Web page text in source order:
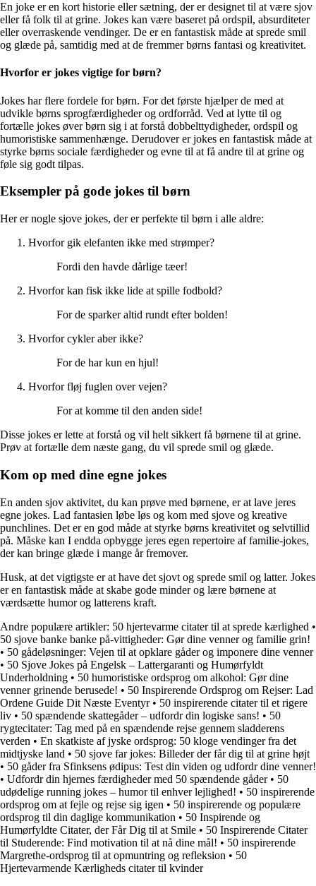
En joke er en kort historie eller sætning, der er designet til at være sjov
eller få folk til at grine. Jokes kan være baseret på ordspil, absurditeter
eller overraskende vendinger. De er en fantastisk måde at sprede smil
og glæde på, samtidig med at de fremmer børns fantasi og kreativitet.
Hvorfor er jokes vigtige for børn?
Jokes har flere fordele for børn. For det første hjælper de med at
udvikle børns sprogfærdigheder og ordforråd. Ved at lytte til og
fortælle jokes øver børn sig i at forstå dobbelttydigheder, ordspil og
humoristiske sammenhænge. Derudover er jokes en fantastisk måde at
styrke børns sociale færdigheder og evne til at få andre til at grine og
føle sig godt tilpas.
Eksempler på gode jokes til børn
Her er nogle sjove jokes, der er perfekte til børn i alle aldre:
Hvorfor gik elefanten ikke med strømper?
Fordi den havde dårlige tæer!
Hvorfor kan fisk ikke lide at spille fodbold?
For de sparker altid rundt efter bolden!
Hvorfor cykler aber ikke?
For de har kun en hjul!
Hvorfor fløj fuglen over vejen?
For at komme til den anden side!
Disse jokes er lette at forstå og vil helt sikkert få børnene til at grine.
Prøv at fortælle dem næste gang, du vil sprede smil og glæde.
Kom op med dine egne jokes
En anden sjov aktivitet, du kan prøve med børnene, er at lave jeres
egne jokes. Lad fantasien løbe løs og kom med sjove og kreative
punchlines. Det er en god måde at styrke børns kreativitet og selvtillid
på. Måske kan I endda opbygge jeres egen repertoire af familie-jokes,
der kan bringe glæde i mange år fremover.
Husk, at det vigtigste er at have det sjovt og sprede smil og latter. Jokes
er en fantastisk måde at skabe gode minder og lære børnene at
værdsætte humor og latterens kraft.
Andre populære artikler: 50 hjertevarme citater til at sprede kærlighed •
50 sjove banke banke på-vittigheder: Gør dine venner og familie grin!
• 50 gådeløsninger: Vejen til at opklare gåder og imponere dine venner
• 50 Sjove Jokes på Engelsk – Lattergaranti og Humørfyldt
Underholdning • 50 humoristiske ordsprog om alkohol: Gør dine
venner grinende berusede! • 50 Inspirerende Ordsprog om Rejser: Lad
Ordene Guide Dit Næste Eventyr• 50 inspirerende citater til et rigere
liv • 50 spændende skattegåder – udfordr din logiske sans! • 50
rygtecitater: Tag med på en spændende rejse gennem sladderens
verden • En skatkiste af jyske ordsprog: 50 kloge vendinger fra det
midtjyske land • 50 sjove far jokes: Billeder der får dig til at grine højt
• 50 gåder fra Sfinksens ødipus: Test din viden og udfordr dine venner!
• Udfordr din hjernes færdigheder med 50 spændende gåder• 50
udødelige running jokes – humor til enhver lejlighed! • 50 inspirerende
ordsprog om at fejle og rejse sig igen • 50 inspirerende og populære
ordsprog til din daglige kommunikation • 50 Inspirende og
Humørfyldte Citater, der Får Dig til at Smile • 50 Inspirerende Citater
til Studerende: Find motivation til at nå dine mål! • 50 inspirerende
Margrethe-ordsprog til at opmuntring og refleksion • 50
Hjertevarmende Kærligheds citater til kvinder